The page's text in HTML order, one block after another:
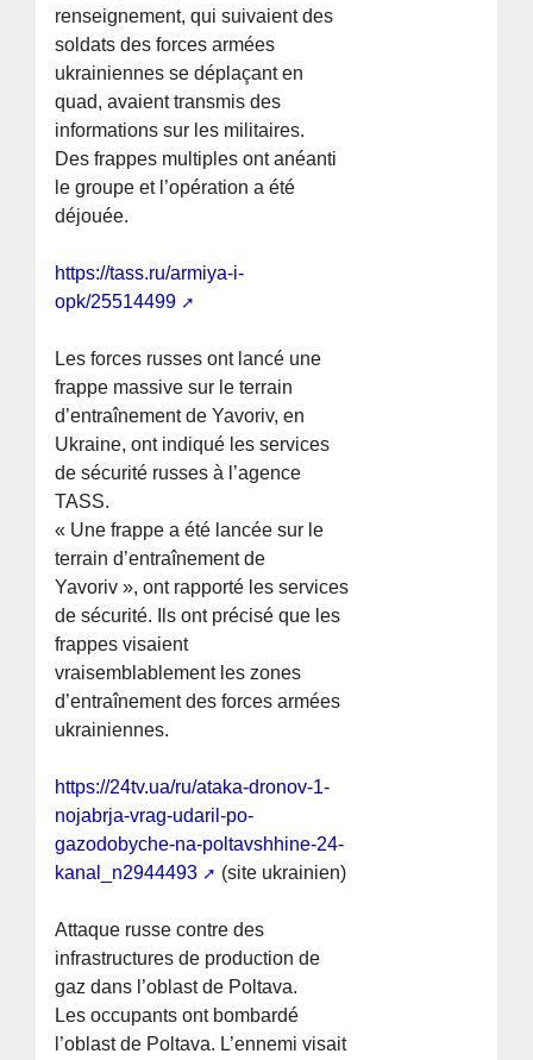
renseignement, qui suivaient des
soldats des forces armées
ukrainiennes se déplaçant en
quad, avaient transmis des
informations sur les militaires.
Des frappes multiples ont anéanti
le groupe et l’opération a été
déjouée.
https://tass.ru/armiya-i-
opk/25514499
Les forces russes ont lancé une
frappe massive sur le terrain
d’entraînement de Yavoriv, en
Ukraine, ont indiqué les services
de sécurité russes à l’agence
TASS.
« Une frappe a été lancée sur le
terrain d’entraînement de
Yavoriv », ont rapporté les services
de sécurité. Ils ont précisé que les
frappes visaient
vraisemblablement les zones
d’entraînement des forces armées
ukrainiennes.
https://24tv.ua/ru/ataka-dronov-1-
nojabrja-vrag-udaril-po-
gazodobyche-na-poltavshhine-24-
kanal_n2944493
(site ukrainien)
Attaque russe contre des
infrastructures de production de
gaz dans l’oblast de Poltava.
Les occupants ont bombardé
l’oblast de Poltava. L’ennemi visait